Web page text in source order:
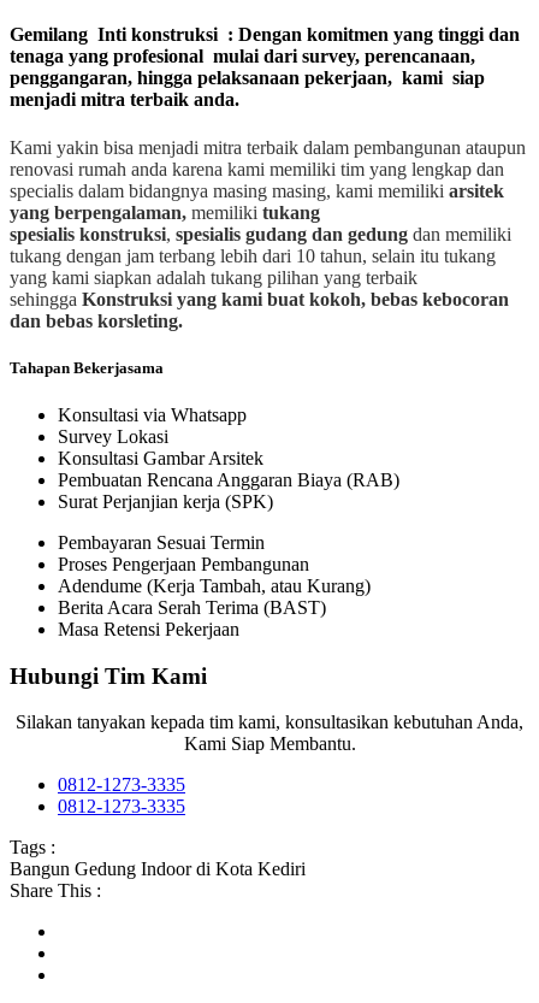
Gemilang Inti konstruksi : Dengan komitmen yang tinggi dan
tenaga yang profesional mulai dari survey, perencanaan,
penggangaran, hingga pelaksanaan pekerjaan, kami siap
menjadi mitra terbaik anda.
Kami yakin bisa menjadi mitra terbaik dalam pembangunan ataupun
renovasi rumah anda karena kami memiliki tim yang lengkap dan
specialis dalam bidangnya masing masing, kami memiliki arsitek
yang berpengalaman, memiliki tukang
spesialis konstruksi, spesialis gudang dan gedung dan memiliki
tukang dengan jam terbang lebih dari 10 tahun, selain itu tukang
yang kami siapkan adalah tukang pilihan yang terbaik
sehingga Konstruksi yang kami buat kokoh, bebas kebocoran
dan bebas korsleting.
Tahapan Bekerjasama
Konsultasi via Whatsapp
Survey Lokasi
Konsultasi Gambar Arsitek
Pembuatan Rencana Anggaran Biaya (RAB)
Surat Perjanjian kerja (SPK)
Pembayaran Sesuai Termin
Proses Pengerjaan Pembangunan
Adendume (Kerja Tambah, atau Kurang)
Berita Acara Serah Terima (BAST)
Masa Retensi Pekerjaan
Hubungi Tim Kami
Silakan tanyakan kepada tim kami, konsultasikan kebutuhan Anda,
Kami Siap Membantu.
0812-1273-3335
0812-1273-3335
Tags :
Bangun Gedung Indoor di Kota Kediri
Share This :